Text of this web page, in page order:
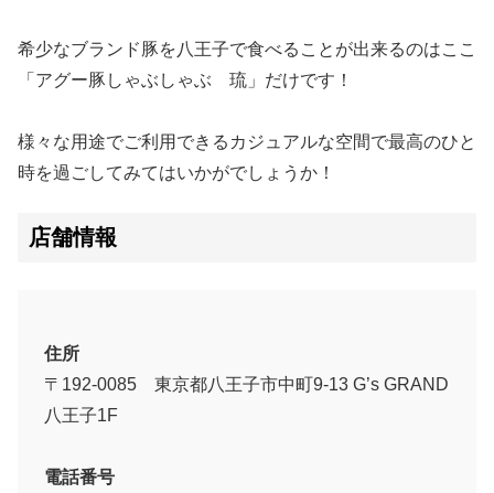
希少なブランド豚を八王子で食べることが出来るのはここ
「アグー豚しゃぶしゃぶ 琉」だけです！
様々な用途でご利用できるカジュアルな空間で最高のひと
時を過ごしてみてはいかがでしょうか！
店舗情報
住所
〒192-0085 東京都八王子市中町9-13 G’s GRAND
八王子1F
電話番号